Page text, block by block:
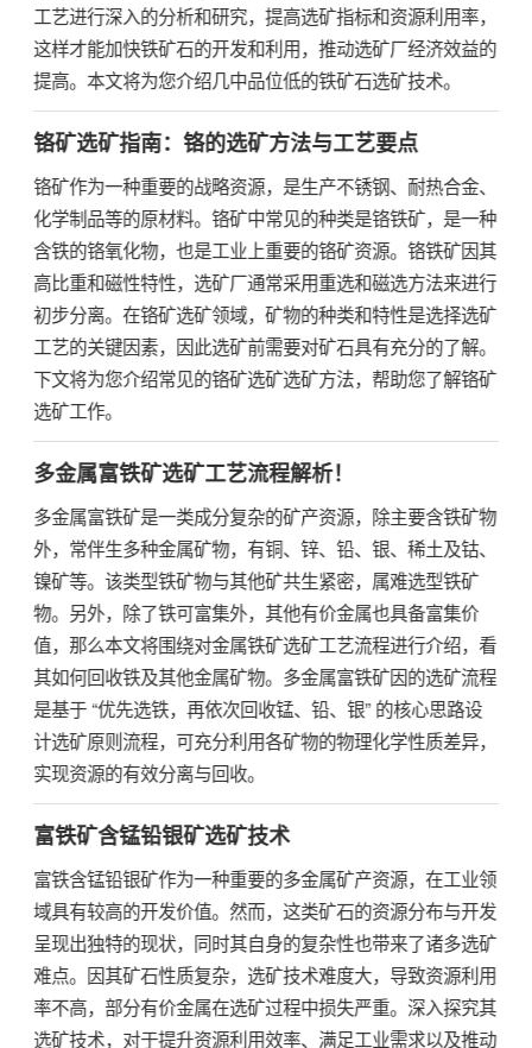
工艺进行深入的分析和研究，提高选矿指标和资源利用率，
这样才能加快铁矿石的开发和利用，推动选矿厂经济效益的
提高。本文将为您介绍几中品位低的铁矿石选矿技术。
铬矿选矿指南：铬的选矿方法与工艺要点
铬矿作为一种重要的战略资源，是生产不锈钢、耐热合金、
化学制品等的原材料。铬矿中常见的种类是铬铁矿，是一种
含铁的铬氧化物，也是工业上重要的铬矿资源。铬铁矿因其
高比重和磁性特性，选矿厂通常采用重选和磁选方法来进行
初步分离。在铬矿选矿领域，矿物的种类和特性是选择选矿
工艺的关键因素，因此选矿前需要对矿石具有充分的了解。
下文将为您介绍常见的铬矿选矿选矿方法，帮助您了解铬矿
选矿工作。
多金属富铁矿选矿工艺流程解析！
多金属富铁矿是一类成分复杂的矿产资源，除主要含铁矿物
外，常伴生多种金属矿物，有铜、锌、铅、银、稀土及钴、
镍矿等。该类型铁矿物与其他矿共生紧密，属难选型铁矿
物。另外，除了铁可富集外，其他有价金属也具备富集价
值，那么本文将围绕对金属铁矿选矿工艺流程进行介绍，看
其如何回收铁及其他金属矿物。多金属富铁矿因的选矿流程
是基于 “优先选铁，再依次回收锰、铅、银” 的核心思路设
计选矿原则流程，可充分利用各矿物的物理化学性质差异，
实现资源的有效分离与回收。
富铁矿含锰铅银矿选矿技术
富铁含锰铅银矿作为一种重要的多金属矿产资源，在工业领
域具有较高的开发价值。然而，这类矿石的资源分布与开发
呈现出独特的现状，同时其自身的复杂性也带来了诸多选矿
难点。因其矿石性质复杂，选矿技术难度大，导致资源利用
率不高，部分有价金属在选矿过程中损失严重。深入探究其
选矿技术，对于提升资源利用效率、满足工业需求以及推动